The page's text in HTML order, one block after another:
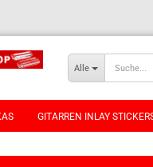
Alle
GITARREN INLAY